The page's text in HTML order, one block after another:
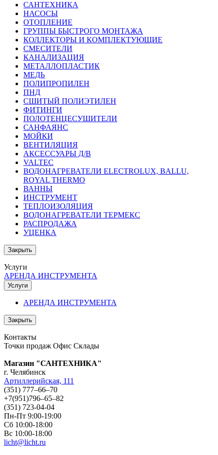
САНТЕХНИКА
НАСОСЫ
ОТОПЛЕНИЕ
ГРУППЫ БЫСТРОГО МОНТАЖА
КОЛЛЕКТОРЫ И КОМПЛЕКТУЮЩИЕ
СМЕСИТЕЛИ
КАНАЛИЗАЦИЯ
МЕТАЛЛОПЛАСТИК
МЕДЬ
ПОЛИПРОПИЛЕН
ПНД
СШИТЫЙ ПОЛИЭТИЛЕН
ФИТИНГИ
ПОЛОТЕНЦЕСУШИТЕЛИ
САНФАЯНС
МОЙКИ
ВЕНТИЛЯЦИЯ
АКСЕССУАРЫ Д/В
VALTEC
ВОДОНАГРЕВАТЕЛИ ELECTROLUX, BALLU,
ROYAL THERMO
ВАННЫ
ИНСТРУМЕНТ
ТЕПЛОИЗОЛЯЦИЯ
ВОДОНАГРЕВАТЕЛИ ТЕРМЕКС
РАСПРОДАЖА
УЦЕНКА
Закрыть
Услуги
АРЕНДА ИНСТРУМЕНТА
Услуги
АРЕНДА ИНСТРУМЕНТА
Закрыть
Контакты
Точки продаж Офис Склады
Магазин "САНТЕХНИКА"
г. Челябинск
Артиллерийская, 111
(351) 777‒66‒70
+7(951)796‒65‒82
(351) 723-04-04
Пн-Пт 9:00-19:00
Сб 10:00-18:00
Вс 10:00-18:00
licht@licht.ru